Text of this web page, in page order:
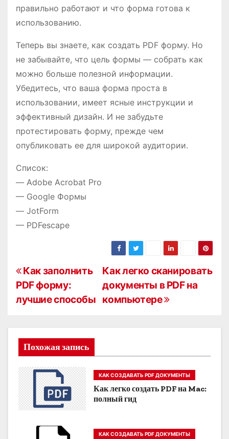
правильно работают и что форма готова к
использованию.
Теперь вы знаете, как создать PDF форму. Но
не забывайте, что цель формы — собрать как
можно больше полезной информации.
Убедитесь, что ваша форма проста в
использовании, имеет ясные инструкции и
эффективный дизайн. И не забудьте
протестировать форму, прежде чем
опубликовать ее для широкой аудитории.
Список:
— Adobe Acrobat Pro
— Google Формы
— JotForm
— PDFescape
Н
а
и
г
а
ц
Как легко сканировать
документы в PDF на
компьютере
Как заполнить
PDF форму:
лучшие способы
Похожая запись
КАК СОЗДАВАТЬ PDF ДОКУМЕНТЫ
Как легко создать PDF на Mac:
полный гид
КАК СОЗДАВАТЬ PDF ДОКУМЕНТЫ